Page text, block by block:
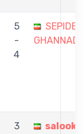
5
-
4
SEPIDE
GHANNADI
3
salook